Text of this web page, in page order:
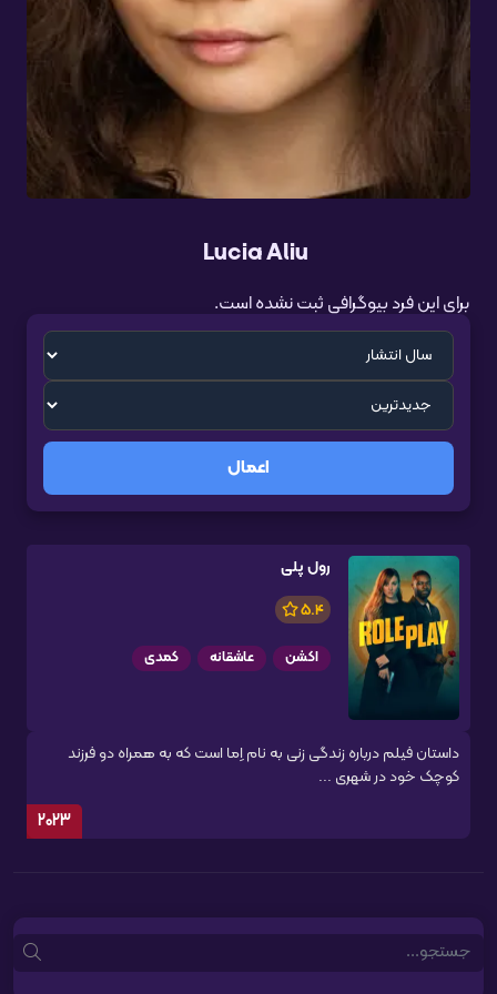
Lucia Aliu
برای این فرد بیوگرافی ثبت نشده است.
اعمال
رول پلی
5.4
اکشن عاشقانه کمدی
داستان فیلم درباره زندگی زنی به نام اِما است که به همراه دو فرزند
کوچک خود در شهری ...
2023
Search